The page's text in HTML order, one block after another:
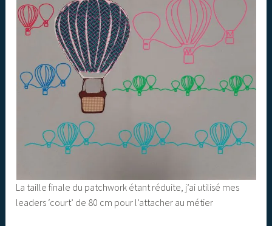
La taille finale du patchwork étant réduite, j’ai utilisé mes
leaders ‘court’ de 80 cm pour l’attacher au métier